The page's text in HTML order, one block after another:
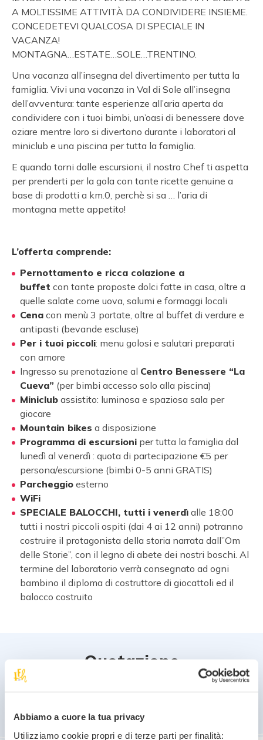
Abbiamo a cuore la tua privacy
Utilizziamo cookie propri e di terze parti per finalità:
A MOLTISSIME ATTIVITÀ DA CONDIVIDERE INSIEME.
CONCEDETEVI QUALCOSA DI SPECIALE IN
VACANZA!
MONTAGNA…ESTATE…SOLE…TRENTINO.
Una vacanza all’insegna del divertimento per tutta la
famiglia. Vivi una vacanza in Val di Sole all’insegna
dell’avventura: tante esperienze all’aria aperta da
condividere con i tuoi bimbi, un’oasi di benessere dove
oziare mentre loro si divertono durante i laboratori al
miniclub e una piscina per tutta la famiglia.
E quando torni dalle escursioni, il nostro Chef ti aspetta
per prenderti per la gola con tante ricette genuine a
base di prodotti a km.0, perchè si sa … l’aria di
montagna mette appetito!
L’offerta comprende:
Pernottamento e ricca colazione a
buffet con tante proposte dolci fatte in casa, oltre a
quelle salate come uova, salumi e formaggi locali
Cena con menù 3 portate, oltre al buffet di verdure e
antipasti (bevande escluse)
Per i tuoi piccoli: menu golosi e salutari preparati
con amore
Ingresso su prenotazione al Centro Benessere “La
Cueva” (per bimbi accesso solo alla piscina)
Miniclub assistito: luminosa e spaziosa sala per
giocare
Mountain bikes a disposizione
Programma di escursioni per tutta la famiglia dal
lunedì al venerdì : quota di partecipazione €5 per
persona/escursione (bimbi 0-5 anni GRATIS)
Parcheggio esterno
WiFi
SPECIALE BALOCCHI, tutti i venerdì alle 18:00
tutti i nostri piccoli ospiti (dai 4 ai 12 anni) potranno
costruire il protagonista della storia narrata dall”Om
delle Storie”, con il legno di abete dei nostri boschi. Al
termine del laboratorio verrà consegnato ad ogni
bambino il diploma di costruttore di giocattoli ed il
balocco costruito
Quotazione
A partire da € 110 per persona a notte in mezza